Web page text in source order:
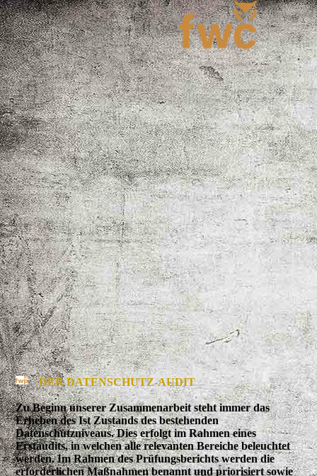
DER DATENSCHUTZ-AUDIT
Zu Beginn unserer Zusammenarbeit steht immer das
Erheben des Ist Zustands des bestehenden
Datenschutzniveaus. Dies erfolgt im Rahmen eines
Erstaudits, in welchen alle relevanten Bereiche beleuchtet
werden. Im Rahmen des Prüfungsberichts werden die
erforderlichen Maßnahmen benannt und priorisiert sowie